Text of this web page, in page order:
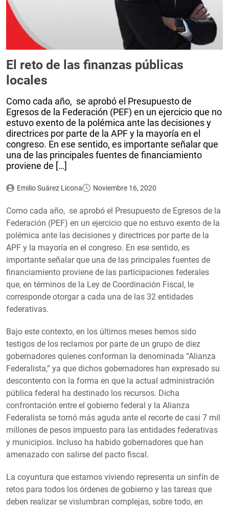
El reto de las finanzas públicas
locales
Como cada año, se aprobó el Presupuesto de
Egresos de la Federación (PEF) en un ejercicio que no
estuvo exento de la polémica ante las decisiones y
directrices por parte de la APF y la mayoría en el
congreso. En ese sentido, es importante señalar que
una de las principales fuentes de financiamiento
proviene de […]
Emilio Suárez Licona Noviembre 16, 2020
Como cada año, se aprobó el Presupuesto de Egresos de la
Federación (PEF) en un ejercicio que no estuvo exento de la
polémica ante las decisiones y directrices por parte de la
APF y la mayoría en el congreso. En ese sentido, es
importante señalar que una de las principales fuentes de
financiamiento proviene de las participaciones federales
que, en términos de la Ley de Coordinación Fiscal, le
corresponde otorgar a cada una de las 32 entidades
federativas.
Bajo este contexto, en los últimos meses hemos sido
testigos de los reclamos por parte de un grupo de diez
gobernadores quienes conforman la denominada “Alianza
Federalista,” ya que dichos gobernadores han expresado su
descontento con la forma en que la actual administración
pública federal ha destinado los recursos. Dicha
confrontación entre el gobierno federal y la Alianza
Federalista se tornó más aguda ante el recorte de casi 7 mil
millones de pesos impuesto para las entidades federativas
y municipios. Incluso ha habido gobernadores que han
amenazado con salirse del pacto fiscal.
La coyuntura que estamos viviendo representa un sinfín de
retos para todos los órdenes de gobierno y las tareas que
deben realizar se vislumbran complejas, sobre todo, en